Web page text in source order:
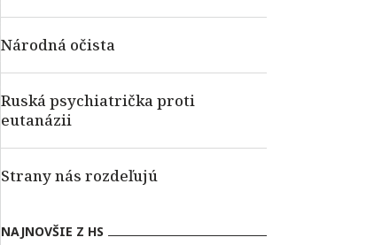
Národná očista
Ruská psychiatrička proti
eutanázii
Strany nás rozdeľujú
NAJNOVŠIE Z HS